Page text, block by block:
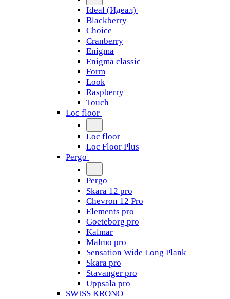
Ideal (Идеал)
Blackberry
Choice
Cranberry
Enigma
Enigma classic
Form
Look
Raspberry
Touch
Loc floor
Loc floor
Loc Floor Plus
Pergo
Pergo
Skara 12 pro
Chevron 12 Pro
Elements pro
Goeteborg pro
Kalmar
Malmo pro
Sensation Wide Long Plank
Skara pro
Stavanger pro
Uppsala pro
SWISS KRONO